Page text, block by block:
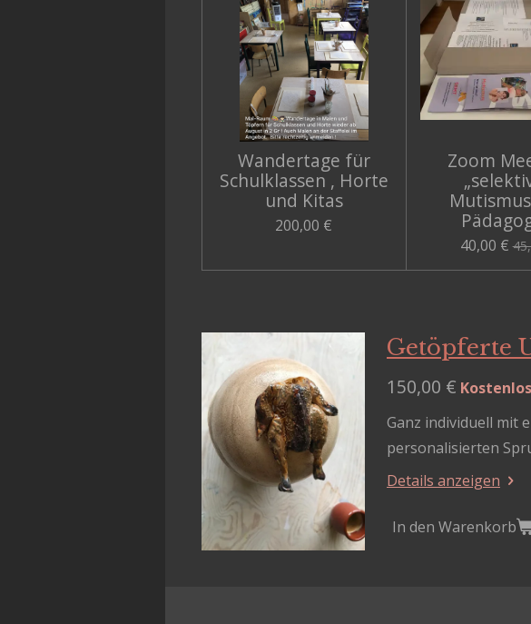
Wandertage für
Schulklassen , Horte
und Kitas
200,00 €
Zoom
40,00 €
Getöpferte
150,00 €
Ganz individuell mit
personalisierten
Details anzeigen
In den Warenkorb